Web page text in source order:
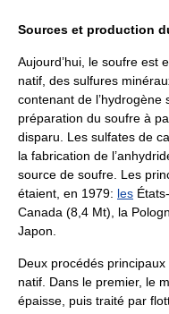
Sources et production
Aujourd’hui, le soufre est
natif, des sulfures
contenant de
préparation du soufre à
disparu. Les sulfates de
la fabrication de
source de soufre. Les
étaient, en 1979: les
Canada (8,4 Mt), la
Japon.
Deux procédés
natif. Dans le premier, le
épaisse, puis traité par